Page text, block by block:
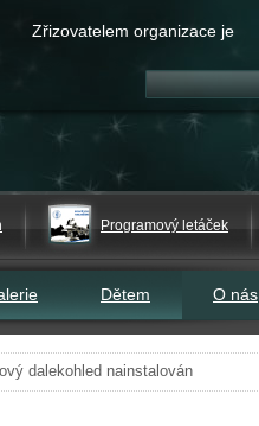
Zřizovatelem organizace je
Programový letáček
Dětem O nás
dalekohled nainstalován